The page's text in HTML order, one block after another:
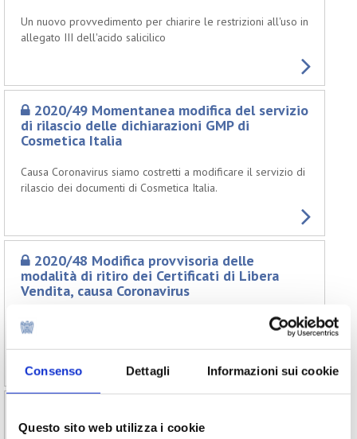
Consenso Dettagli Informazioni sui cookie
Questo sito web utilizza i cookie
Un nuovo provvedimento per chiarire le restrizioni all'uso in
allegato III dell'acido salicilico
2020/49 Momentanea modifica del servizio
di rilascio delle dichiarazioni GMP di
Cosmetica Italia
Causa Coronavirus siamo costretti a modificare il servizio di
rilascio dei documenti di Cosmetica Italia.
2020/48 Modifica provvisoria delle
modalità di ritiro dei Certificati di Libera
Vendita, causa Coronavirus
Causa Coronavirus siamo costretti a modificare la procedura
per il ritiro dei CLV
ambientale per carta e vetro